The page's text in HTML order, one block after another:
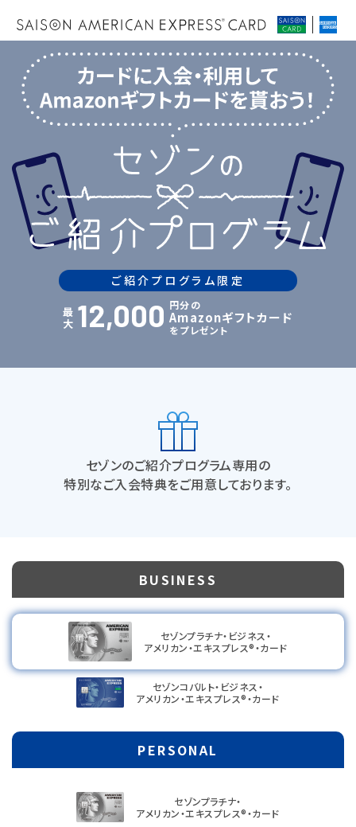
ご紹介プログラム限定
最
大 12,000 円分の
Amazonギフトカード
をプレゼント
セゾンのご紹介プログラム専用の
特別なご入会特典をご用意しております。
BUSINESS
セゾンプラチナ・ビジネス・
アメリカン・エキスプレス®・カード
セゾンコバルト・ビジネス・
アメリカン・エキスプレス®・カード
PERSONAL
セゾンプラチナ・
アメリカン・エキスプレス®・カード